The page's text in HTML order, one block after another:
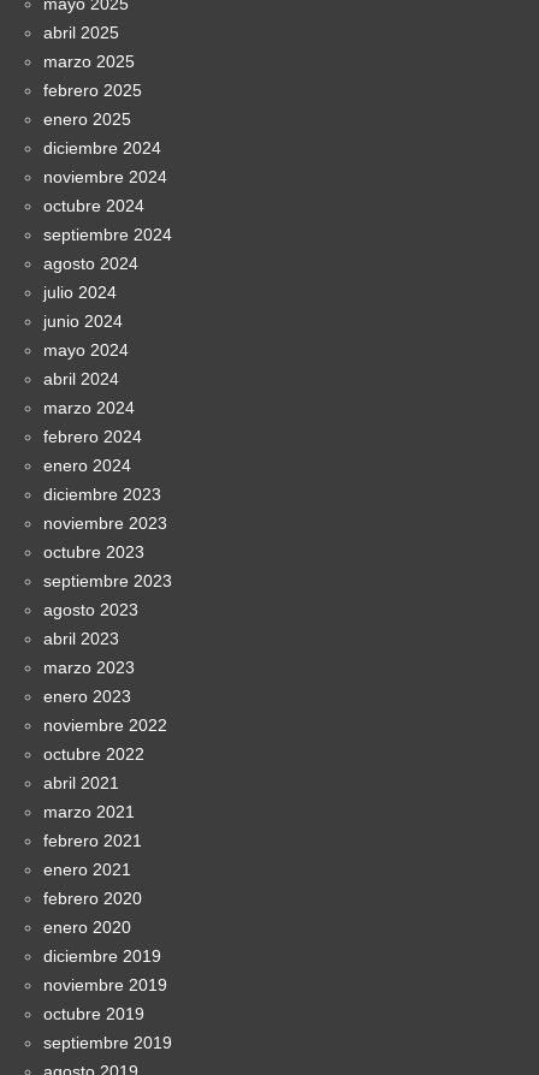
mayo 2025
abril 2025
marzo 2025
febrero 2025
enero 2025
diciembre 2024
noviembre 2024
octubre 2024
septiembre 2024
agosto 2024
julio 2024
junio 2024
mayo 2024
abril 2024
marzo 2024
febrero 2024
enero 2024
diciembre 2023
noviembre 2023
octubre 2023
septiembre 2023
agosto 2023
abril 2023
marzo 2023
enero 2023
noviembre 2022
octubre 2022
abril 2021
marzo 2021
febrero 2021
enero 2021
febrero 2020
enero 2020
diciembre 2019
noviembre 2019
octubre 2019
septiembre 2019